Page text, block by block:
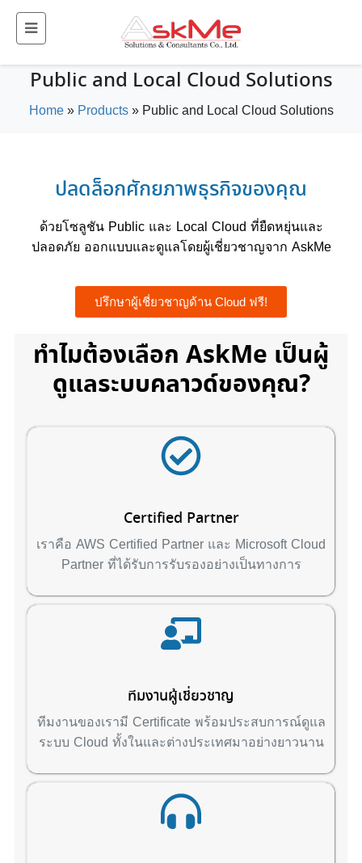
Public and Local Cloud Solutions
Home» Products» Public and Local Cloud Solutions
ปลดล็อกศักยภาพธุรกิจของคุณ
ด้วยโซลูชัน Public และ Local Cloud ที่ยืดหยุ่นและ
ปลอดภัย ออกแบบและดูแลโดยผู้เชี่ยวชาญจาก AskMe
ปรึกษาผู้เชี่ยวชาญด้าน Cloud ฟรี!
ทำไมต้องเลือก AskMe เป็นผู้
ดูแลระบบคลาวด์ของคุณ?
Certified Partner
เราคือ AWS Certified Partner และ Microsoft Cloud
Partner ที่ได้รับการรับรองอย่างเป็นทางการ
ทีมงานผู้เชี่ยวชาญ
ทีมงานของเรามี Certificate พร้อมประสบการณ์ดูแล
ระบบ Cloud ทั้งในและต่างประเทศมาอย่างยาวนาน